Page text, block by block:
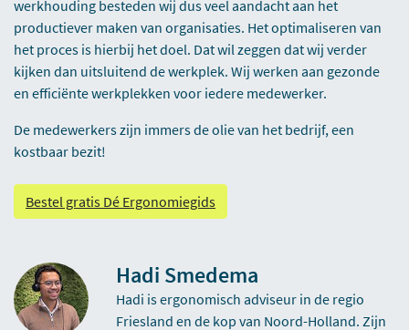
werkhouding besteden wij dus veel aandacht aan het
productiever maken van organisaties. Het optimaliseren van
het proces is hierbij het doel. Dat wil zeggen dat wij verder
kijken dan uitsluitend de werkplek. Wij werken aan gezonde
en efficiënte werkplekken voor iedere medewerker.
De medewerkers zijn immers de olie van het bedrijf, een
kostbaar bezit!
Bestel gratis Dé Ergonomiegids
Hadi Smedema
Hadi is ergonomisch adviseur in de regio
Friesland en de kop van Noord-Holland. Zijn